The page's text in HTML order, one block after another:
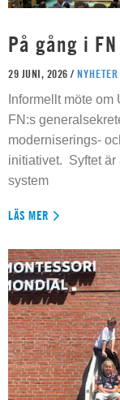
På gång i FN
29 JUNI, 2026 / NYHETER
Informellt möte
FN:s
moderniserings-
initiativet. Syftet är
system
LÄS MER